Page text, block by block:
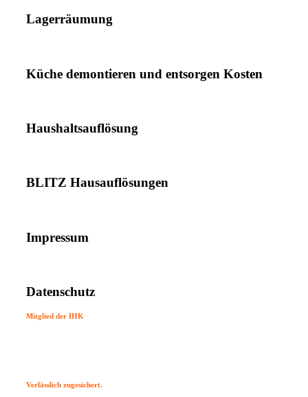
Lagerräumung
Küche demontieren und entsorgen Kosten
Haushaltsauflösung
BLITZ Hausauflösungen
Impressum
Datenschutz
Mitglied der IHK
Verlässlich zugesichert.